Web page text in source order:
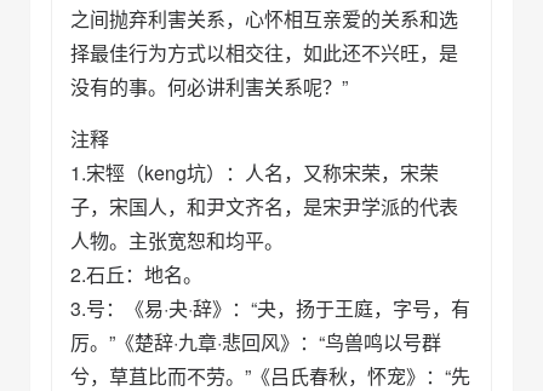
之间抛弃利害关系，心怀相互亲爱的关系和选
择最佳行为方式以相交往，如此还不兴旺，是
没有的事。何必讲利害关系呢？”
注释
1.宋牼（keng坑）：人名，又称宋荣，宋荣
子，宋国人，和尹文齐名，是宋尹学派的代表
人物。主张宽恕和均平。
2.石丘：地名。
3.号：《易·夬·辞》：“夬，扬于王庭，字号，有
厉。”《楚辞·九章·悲回风》：“鸟兽鸣以号群
兮，草苴比而不劳。”《吕氏春秋，怀宠》：“先